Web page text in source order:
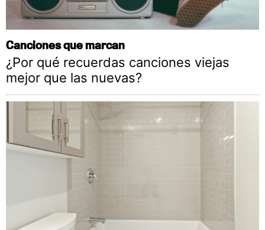
Canciones que marcan
¿Por qué recuerdas canciones viejas
mejor que las nuevas?